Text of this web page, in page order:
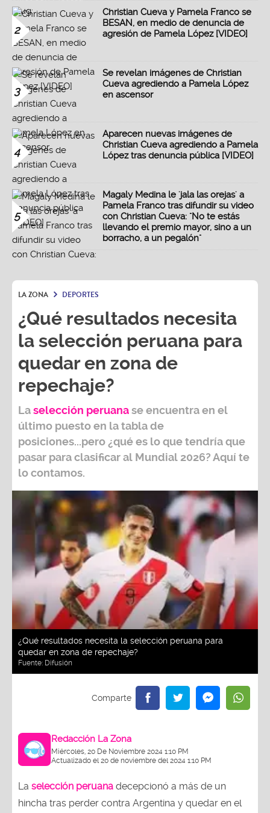
2
Christian Cueva y Pamela Franco se
BESAN, en medio de denuncia de
agresión de Pamela López [VIDEO]
3
Se revelan imágenes de Christian
Cueva agrediendo a Pamela López
en ascensor
4
Aparecen nuevas imágenes de
Christian Cueva agrediendo a Pamela
López tras denuncia pública [VIDEO]
5
Magaly Medina le 'jala las orejas' a
Pamela Franco tras difundir su video
con Christian Cueva: "No te estás
llevando el premio mayor, sino a un
borracho, a un pegalón"
LA ZONA DEPORTES
¿Qué resultados necesita
la selección peruana para
quedar en zona de
repechaje?
Laselección peruanase encuentra en el
último puesto en la tabla de
posiciones...pero ¿qué es lo que tendría que
pasar para clasificar al Mundial 2026?Aquí te
lo contamos.
¿Qué resultados necesita la selección peruana para
quedar en zona de repechaje?
Fuente: Difusión
Redacción La Zona
Miércoles, 20 De Noviembre 2024 1:10 PM
Actualizado el 20 de noviembre del 2024 1:10 PM
La selección peruana decepcionó a más de un
hincha tras perder contra Argentina y quedar en el